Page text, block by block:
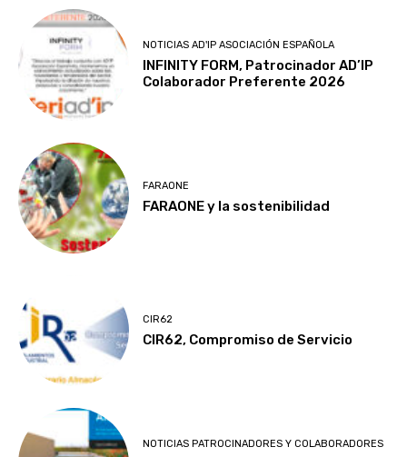
NOTICIAS AD'IP ASOCIACIÓN ESPAÑOLA
INFINITY FORM, Patrocinador AD’IP
Colaborador Preferente 2026
FARAONE
FARAONE y la sostenibilidad
CIR62
CIR62, Compromiso de Servicio
NOTICIAS PATROCINADORES Y COLABORADORES